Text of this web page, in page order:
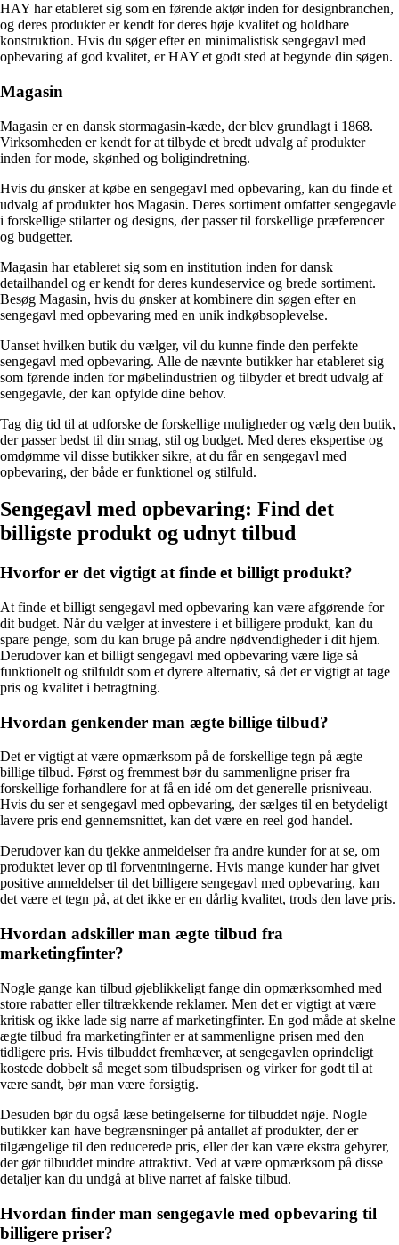
HAY har etableret sig som en førende aktør inden for designbranchen,
og deres produkter er kendt for deres høje kvalitet og holdbare
konstruktion. Hvis du søger efter en minimalistisk sengegavl med
opbevaring af god kvalitet, er HAY et godt sted at begynde din søgen.
Magasin
Magasin er en dansk stormagasin-kæde, der blev grundlagt i 1868.
Virksomheden er kendt for at tilbyde et bredt udvalg af produkter
inden for mode, skønhed og boligindretning.
Hvis du ønsker at købe en sengegavl med opbevaring, kan du finde et
udvalg af produkter hos Magasin. Deres sortiment omfatter sengegavle
i forskellige stilarter og designs, der passer til forskellige præferencer
og budgetter.
Magasin har etableret sig som en institution inden for dansk
detailhandel og er kendt for deres kundeservice og brede sortiment.
Besøg Magasin, hvis du ønsker at kombinere din søgen efter en
sengegavl med opbevaring med en unik indkøbsoplevelse.
Uanset hvilken butik du vælger, vil du kunne finde den perfekte
sengegavl med opbevaring. Alle de nævnte butikker har etableret sig
som førende inden for møbelindustrien og tilbyder et bredt udvalg af
sengegavle, der kan opfylde dine behov.
Tag dig tid til at udforske de forskellige muligheder og vælg den butik,
der passer bedst til din smag, stil og budget. Med deres ekspertise og
omdømme vil disse butikker sikre, at du får en sengegavl med
opbevaring, der både er funktionel og stilfuld.
Sengegavl med opbevaring: Find det
billigste produkt og udnyt tilbud
Hvorfor er det vigtigt at finde et billigt produkt?
At finde et billigt sengegavl med opbevaring kan være afgørende for
dit budget. Når du vælger at investere i et billigere produkt, kan du
spare penge, som du kan bruge på andre nødvendigheder i dit hjem.
Derudover kan et billigt sengegavl med opbevaring være lige så
funktionelt og stilfuldt som et dyrere alternativ, så det er vigtigt at tage
pris og kvalitet i betragtning.
Hvordan genkender man ægte billige tilbud?
Det er vigtigt at være opmærksom på de forskellige tegn på ægte
billige tilbud. Først og fremmest bør du sammenligne priser fra
forskellige forhandlere for at få en idé om det generelle prisniveau.
Hvis du ser et sengegavl med opbevaring, der sælges til en betydeligt
lavere pris end gennemsnittet, kan det være en reel god handel.
Derudover kan du tjekke anmeldelser fra andre kunder for at se, om
produktet lever op til forventningerne. Hvis mange kunder har givet
positive anmeldelser til det billigere sengegavl med opbevaring, kan
det være et tegn på, at det ikke er en dårlig kvalitet, trods den lave pris.
Hvordan adskiller man ægte tilbud fra
marketingfinter?
Nogle gange kan tilbud øjeblikkeligt fange din opmærksomhed med
store rabatter eller tiltrækkende reklamer. Men det er vigtigt at være
kritisk og ikke lade sig narre af marketingfinter. En god måde at skelne
ægte tilbud fra marketingfinter er at sammenligne prisen med den
tidligere pris. Hvis tilbuddet fremhæver, at sengegavlen oprindeligt
kostede dobbelt så meget som tilbudsprisen og virker for godt til at
være sandt, bør man være forsigtig.
Desuden bør du også læse betingelserne for tilbuddet nøje. Nogle
butikker kan have begrænsninger på antallet af produkter, der er
tilgængelige til den reducerede pris, eller der kan være ekstra gebyrer,
der gør tilbuddet mindre attraktivt. Ved at være opmærksom på disse
detaljer kan du undgå at blive narret af falske tilbud.
Hvordan finder man sengegavle med opbevaring til
billigere priser?